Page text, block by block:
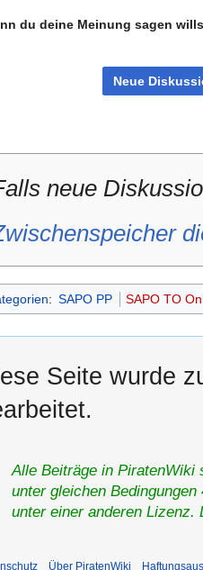
du deine Meinung sagen
neue
: SAPO PP SAPO TO
Seite wurde
Alle Beiträge in PiratenWiki
unter gleichen
unter einer anderen
Über PiratenWiki